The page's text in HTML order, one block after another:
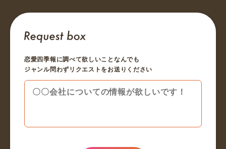
恋愛四季報に調べて欲しいことなんでも
ジャンル問わずリクエストをお送りください